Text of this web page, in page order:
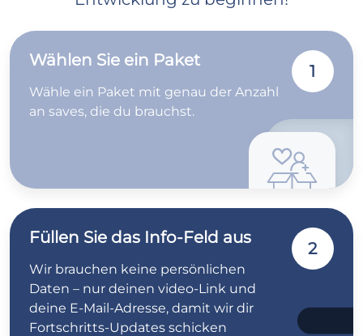
Wählen Sie ein Paket
Wähle ein Paket mit genau der Anzahl
an saves, die du brauchst.
1
Füllen Sie das Info-Feld aus
Wir brauchen keine persönlichen
Daten – nur deinen video-Link und
deine E-Mail-Adresse, damit wir dir
Fortschritts-Updates schicken
2